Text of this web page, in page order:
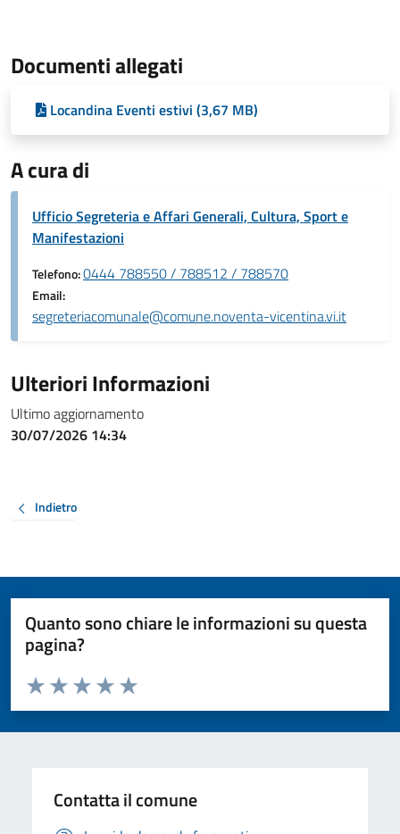
Documenti allegati
Locandina Eventi estivi (3,67 MB)
A cura di
Ufficio Segreteria e Affari Generali, Cultura, Sport e
Manifestazioni
Telefono:0444 788550 / 788512 / 788570
Email:
segreteriacomunale@comune.noventa-vicentina.vi.it
Ulteriori Informazioni
Ultimo aggiornamento
30/07/2026 14:34
Indietro
Quanto sono chiare le informazioni su questa
pagina?
Valuta da 1 a 5 stelle la pagina
Valuta 5 stelle su 5
Valuta 4 stelle su 5
Valuta 3 stelle su 5
Valuta 2 stelle su 5
Valuta 1 stelle su 5
Contatta il comune